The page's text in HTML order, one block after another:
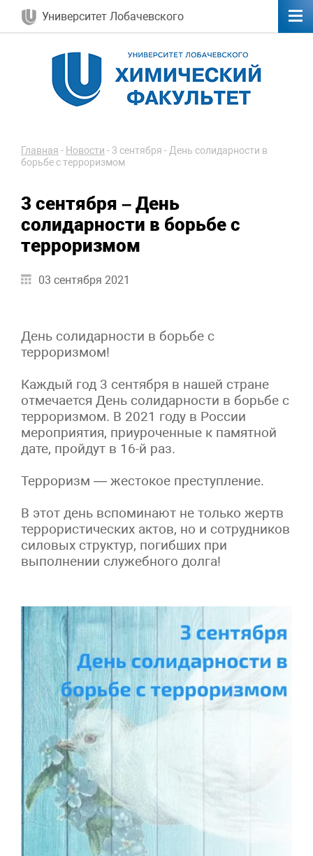
Университет Лобачевского
Главная - Новости - 3 сентября - День солидарности в
борьбе с терроризмом
3 сентября – День
солидарности в борьбе с
терроризмом
03 сентября 2021
День солидарности в борьбе с
терроризмом!
Каждый год 3 сентября в нашей стране
отмечается День солидарности в борьбе с
терроризмом. В 2021 году в России
мероприятия, приуроченные к памятной
дате, пройдут в 16-й раз.
Терроризм — жестокое преступление.
В этот день вспоминают не только жертв
террористических актов, но и сотрудников
силовых структур, погибших при
выполнении служебного долга!